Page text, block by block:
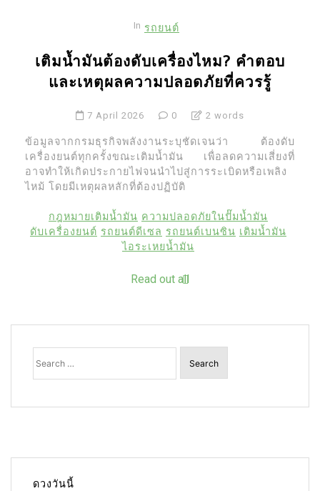
In รถยนต์
เติมน้ำมันต้องดับเครื่องไหม? คำตอบ
และเหตุผลความปลอดภัยที่ควรรู้
7 April 2026 0 2 words
ข้อมูลจากกรมธุรกิจพลังงานระบุชัดเจนว่า ต้องดับ
เครื่องยนต์ทุกครั้งขณะเติมน้ำมัน เพื่อลดความเสี่ยงที่
อาจทำให้เกิดประกายไฟจนนำไปสู่การระเบิดหรือเพลิง
ไหม้ โดยมีเหตุผลหลักที่ต้องปฏิบัติ
กฎหมายเติมน้ำมัน ความปลอดภัยในปั๊มน้ำมัน
ดับเครื่องยนต์ รถยนต์ดีเซล รถยนต์เบนซิน เติมน้ำมัน
ไอระเหยน้ำมัน
Read out all
Search
for:
ดวงวันนี้